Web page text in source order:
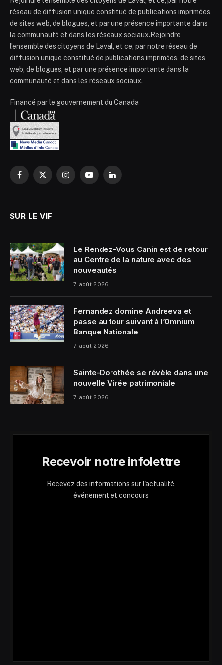
réseau de diffusion unique constitué de publications imprimées,
de sites web, de blogues, et par une présence importante dans
la communauté et dans les réseaux sociaux.Rejoindre
l’ensemble des citoyens de Laval, et ce, par notre réseau de
diffusion unique constitué de publications imprimées, de sites
web, de blogues, et par une présence importante dans la
communauté et dans les réseaux sociaux.
Financé par le gouvernement du Canada
Facebook
X
InstagramYouTubeLinkedIn
SUR LE VIF
Le Rendez-Vous Canin est de retour
au Centre de la nature avec des
nouveautés
7 août 2026
Fernandez domine Andreeva et
passe au tour suivant à l’Omnium
Banque Nationale
7 août 2026
Sainte-Dorothée se révèle dans une
nouvelle Virée patrimoniale
7 août 2026
Recevoir notre infolettre
Recevez des informations sur l'actualité,
événement et concours